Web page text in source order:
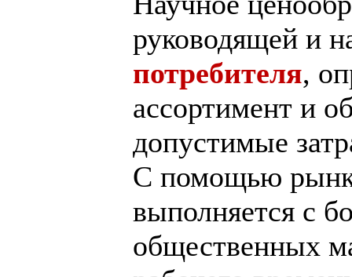
руководящей и
потребителя,
ассортимент и
допустимые
С помощью
выполняется с
общественных